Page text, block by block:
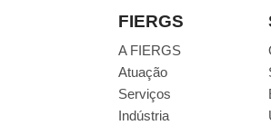
FIERGS
A FIERGS
Atuação
Serviços
Indústria